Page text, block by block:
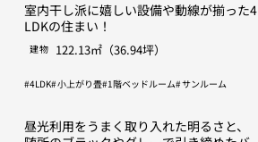
室内干し派に嬉しい設備や動線が揃った4
LDKの住まい！
建物 122.13㎡（36.94坪）
4LDK 小上がり畳 1階ベッドルーム サンルーム
昼光利用をうまく取り入れた明るさと、